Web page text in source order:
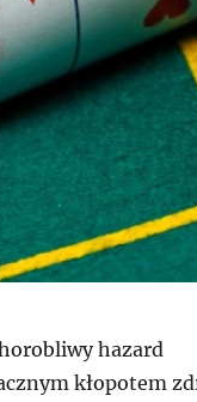
hazard
kłopotem